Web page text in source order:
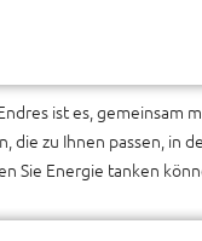
ist es, gemeinsam
die zu Ihnen passen, in
Sie Energie tanken